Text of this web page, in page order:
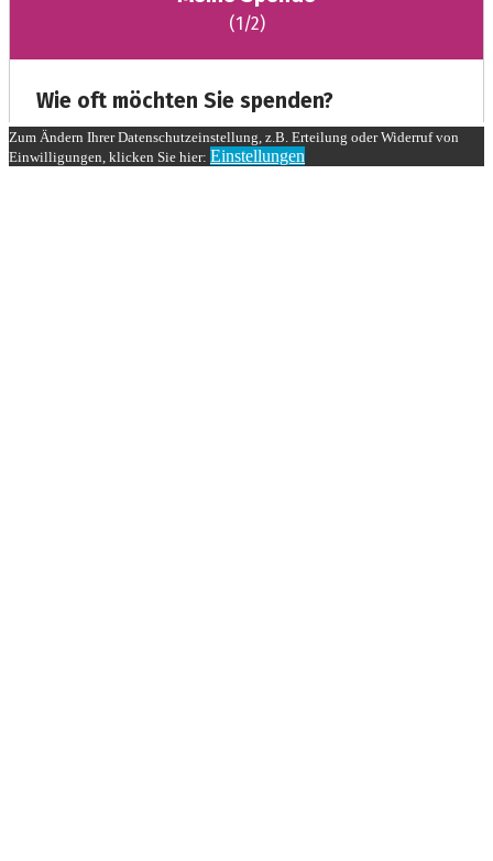
Zum Ändern Ihrer Datenschutzeinstellung, z.B. Erteilung oder Widerruf von
Einwilligungen, klicken Sie hier: Einstellungen